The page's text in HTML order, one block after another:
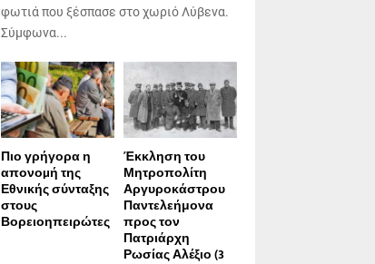
φωτιά που ξέσπασε στο χωριό Λύβενα.
Σύμφωνα...
Πιο γρήγορα η
απονοµή της
Εθνικής σύνταξης
στους
Βορειοηπειρώτες
Έκκληση του
Μητροπολίτη
Αργυροκάστρου
Παντελεήμονα
προς τον
Πατριάρχη
Ρωσίας Αλέξιο (3